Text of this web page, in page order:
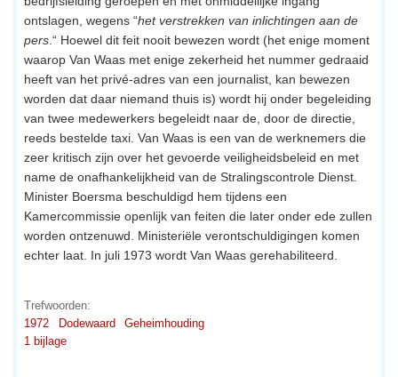
ontslagen, wegens “het verstrekken van inlichtingen aan de
pers .“ Hoewel dit feit nooit bewezen wordt (het enige moment
waarop Van Waas met enige zekerheid het nummer gedraaid
heeft van het privé-adres van een journalist, kan bewezen
worden dat daar niemand thuis is) wordt hij onder begeleiding
van twee medewerkers begeleidt naar de, door de directie,
reeds bestelde taxi. Van Waas is een van de werknemers die
zeer kritisch zijn over het gevoerde veiligheidsbeleid en met
name de onafhankelijkheid van de Stralingscontrole Dienst.
Minister Boersma beschuldigd hem tijdens een
Kamercommissie openlijk van feiten die later onder ede zullen
worden ontzenuwd. Ministeriële verontschuldigingen komen
echter laat. In juli 1973 wordt Van Waas gerehabiliteerd.
Trefwoorden:
1972
Dodewaard
Geheimhouding
1 bijlage